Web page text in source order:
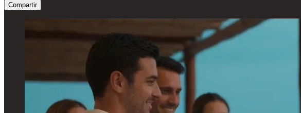
Compartir